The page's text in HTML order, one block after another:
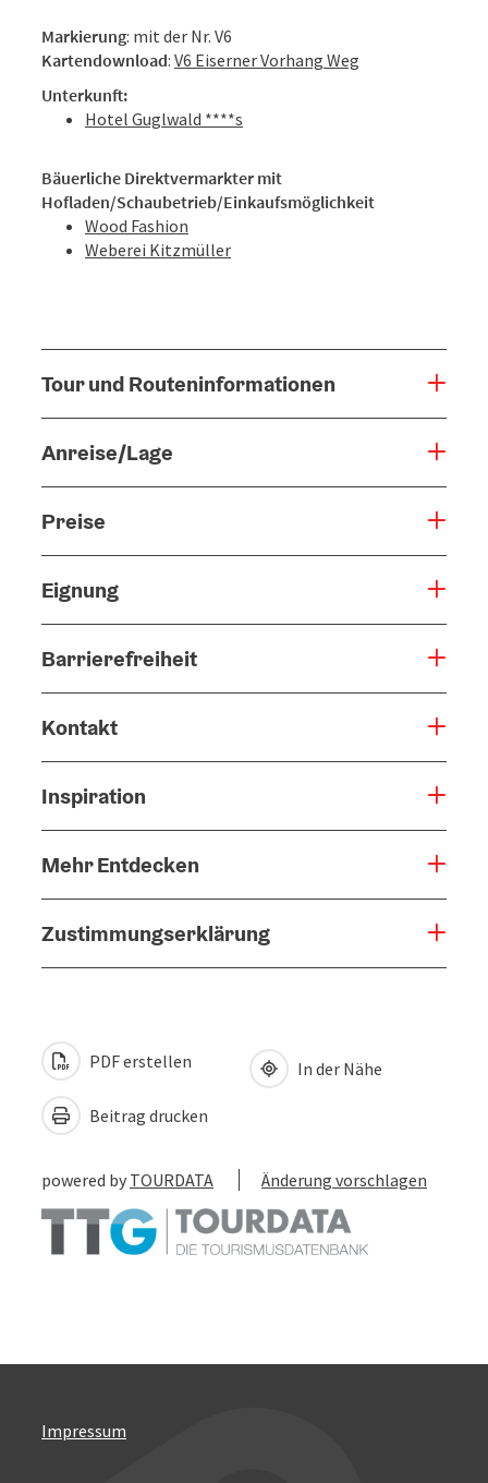
Markierung: mit der Nr. V6
Kartendownload: V6 Eiserner Vorhang Weg
Unterkunft:
Hotel Guglwald ****s
Bäuerliche Direktvermarkter mit
Hofladen/Schaubetrieb/Einkaufsmöglichkeit
Wood Fashion
Weberei Kitzmüller
Tour und Routeninformationen
Anreise/Lage
Preise
Eignung
Barrierefreiheit
Kontakt
Inspiration
Mehr Entdecken
Zustimmungserklärung
PDF erstellen
Beitrag drucken
In der Nähe
powered by TOURDATA Änderung vorschlagen
Impressum